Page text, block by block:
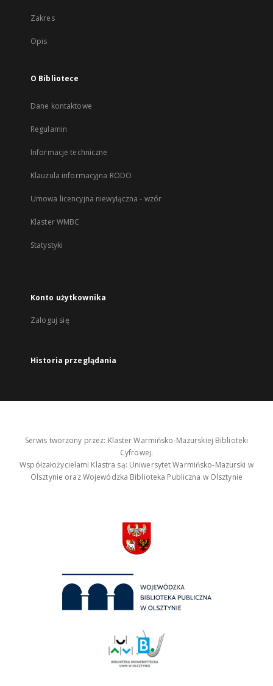
Zakres
Opis
O Bibliotece
Dane kontaktowe
Regulamin
Informacje techniczne
Klauzula informacyjna RODO
Umowa licencyjna niewyłączna - wzór
Klaster WMBC
Statystyki
Konto użytkownika
Zaloguj się
Historia przeglądania
Serwis tworzony przez: Klaster Warmińsko-Mazurskiej Biblioteki
Cyfrowej.
Współzałożycielami Klastra są: Uniwersytet Warmińsko-Mazurski w
Olsztynie oraz Wojewódzka Biblioteka Publiczna w Olsztynie